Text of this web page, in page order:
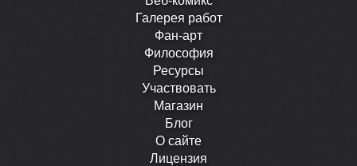
Галерея работ
Фан-арт
Философия
Ресурсы
Участвовать
Магазин
Блог
О сайте
Лицензия